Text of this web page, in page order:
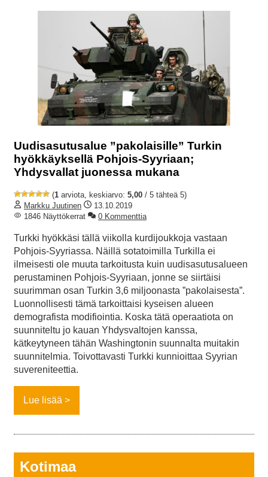
Uudisasutusalue ”pakolaisille” Turkin
hyökkäyksellä Pohjois-Syyriaan;
Yhdysvallat juonessa mukana
(1 arviota, keskiarvo: 5,00 / 5 tähteä 5)
Markku Juutinen
13.10.2019
1846 Näyttökerrat
0 Kommenttia
Turkki hyökkäsi tällä viikolla kurdijoukkoja vastaan
Pohjois-Syyriassa. Näillä sotatoimilla Turkilla ei
ilmeisesti ole muuta tarkoitusta kuin uudisasutusalueen
perustaminen Pohjois-Syyriaan, jonne se siirtäisi
suurimman osan Turkin 3,6 miljoonasta ”pakolaisesta”.
Luonnollisesti tämä tarkoittaisi kyseisen alueen
demografista modifiointia. Koska tätä operaatiota on
suunniteltu jo kauan Yhdysvaltojen kanssa,
kätkeytyneen tähän Washingtonin suunnalta muitakin
suunnitelmia. Toivottavasti Turkki kunnioittaa Syyrian
suvereniteettia.
Lue lisää
Kotimaa